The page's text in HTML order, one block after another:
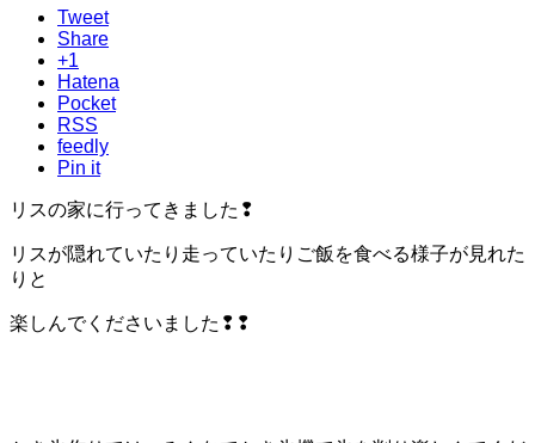
Tweet
Share
+1
Hatena
Pocket
RSS
feedly
Pin it
リスの家に行ってきました❢
リスが隠れていたり走っていたりご飯を食べる様子が見れた
りと
楽しんでくださいました❢❢